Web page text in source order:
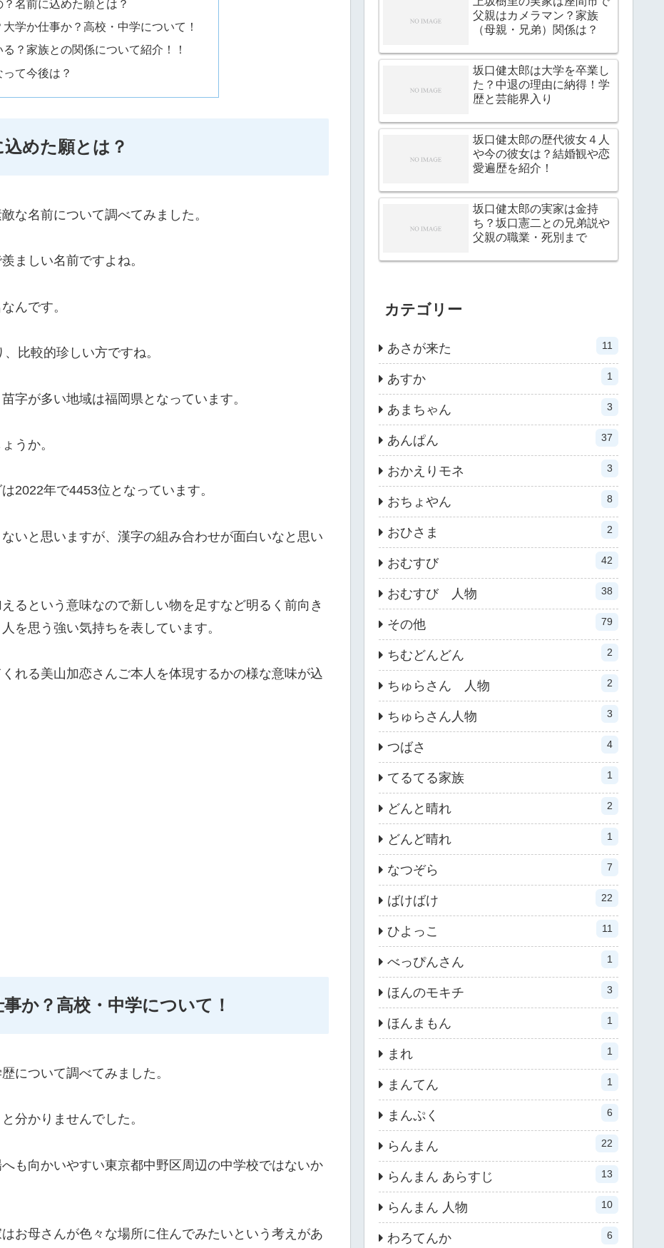
名前に込めた願とは？
学か仕事か？高校・中学について！
？家族との関係について紹介！！
て今後は？
めた願とは？
な名前について調べてみました。
ましい名前ですよね。
んです。
比較的珍しい方ですね。
字が多い地域は福岡県となっています。
うか。
2022年で4453位となっています。
いと思いますが、漢字の組み合わせが面白いなと思い
るという意味なので新しい物を足すなど明るく前向き
を思う強い気持ちを表しています。
れる美山加恋さんご本人を体現するかの様な意味が込
か？高校・中学について！
について調べてみました。
分かりませんでした。
も向かいやすい東京都中野区周辺の中学校ではないか
お母さんが色々な場所に住んでみたいという考えがあ
父親はカメラマン？家族
（母親・兄弟）関係は？
坂口健太郎は大学を卒業し
た？中退の理由に納得！学
歴と芸能界入り
坂口健太郎の歴代彼女４人
や今の彼女は？結婚観や恋
愛遍歴を紹介！
坂口健太郎の実家は金持
ち？坂口憲二との兄弟説や
父親の職業・死別まで
カテゴリー
あさが来た 11
あすか 1
あまちゃん 3
あんぱん 37
おかえりモネ 3
おちょやん 8
おひさま 2
おむすび 42
おむすび 人物 38
その他 79
ちむどんどん 2
ちゅらさん 人物 2
ちゅらさん人物 3
つばさ 4
てるてる家族 1
どんと晴れ 2
どんど晴れ 1
なつぞら 7
ばけばけ 22
ひよっこ 11
べっぴんさん 1
ほんのモキチ 3
ほんまもん 1
まれ 1
まんてん 1
まんぷく 6
らんまん 22
らんまん あらすじ 13
らんまん 人物 10
わろてんか 6